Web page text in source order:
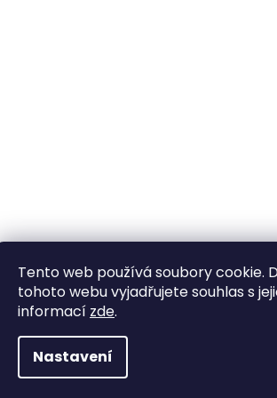
Tento web používá soubory cookie.
tohoto webu vyjadřujete souhlas s
informací zde.
Nastavení